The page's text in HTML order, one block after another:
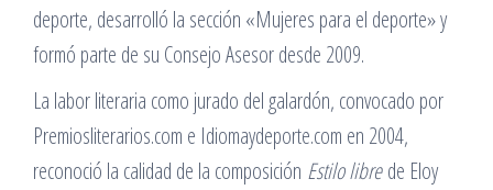
deporte, desarrolló la sección «Mujeres para el deporte» y
formó parte de su Consejo Asesor desde 2009.
La labor literaria como jurado del galardón, convocado por
Premiosliterarios.com e Idiomaydeporte.com en 2004,
reconoció la calidad de la composición Estilo librede Eloy